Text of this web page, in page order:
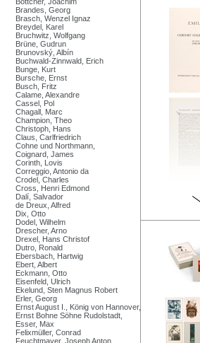
Brandes, Georg
Brasch, Wenzel Ignaz
Breydel, Karel
Bruchwitz, Wolfgang
Brüne, Gudrun
Brunovský, Albín
Buchwald-Zinnwald, Erich
Bunge, Kurt
Bursche, Ernst
Busch, Fritz
Calame, Alexandre
Cassel, Pol
Chagall, Marc
Champion, Theo
Christoph, Hans
Claus, Carlfriedrich
Cohne und Northmann,
Coignard, James
Corinth, Lovis
Correggio, Antonio da
Crodel, Charles
Cross, Henri Edmond
Dalí, Salvador
de Dreux, Alfred
Dix, Otto
Dodel, Wilhelm
Drescher, Arno
Drexel, Hans Christof
Dutro, Ronald
Ebersbach, Hartwig
Ebert, Albert
Eckmann, Otto
Eisenfeld, Ulrich
Ekelund, Sten Magnus Robert
Erler, Georg
Ernst August I., König von Hannover,
Ernst Bohne Söhne Rudolstadt,
Esser, Max
Felixmüller, Conrad
Feuchtmayer, Joseph Anton